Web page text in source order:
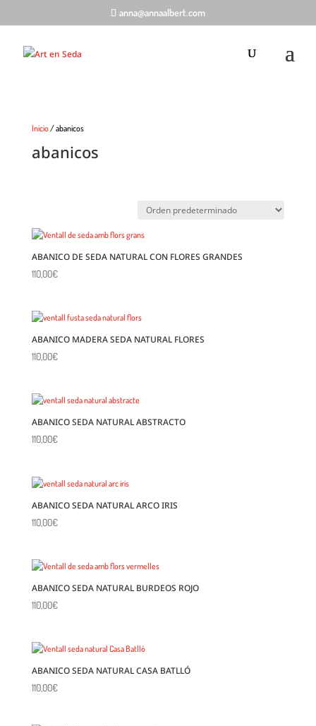
anna@annaalbert.com
Inicio/ abanicos
abanicos
ABANICO DE SEDA NATURAL CON FLORES GRANDES
110,00€
ABANICO MADERA SEDA NATURAL FLORES
110,00€
ABANICO SEDA NATURAL ABSTRACTO
110,00€
ABANICO SEDA NATURAL ARCO IRIS
110,00€
ABANICO SEDA NATURAL BURDEOS ROJO
110,00€
ABANICO SEDA NATURAL CASA BATLLÓ
110,00€